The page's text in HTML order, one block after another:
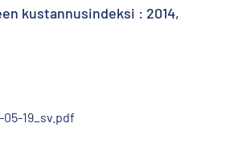
kustannusindeksi : 2014,
19_sv.pdf